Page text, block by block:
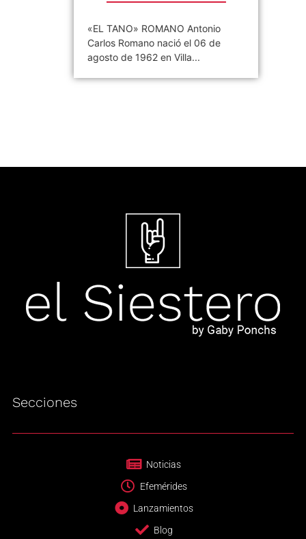
«EL TANO» ROMANO Antonio
Carlos Romano nació el 06 de
agosto de 1962 en Villa...
Secciones
Noticias
Efemérides
Lanzamientos
Blog